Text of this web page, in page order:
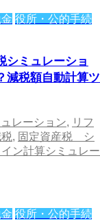
役所・公的手続
シミュレーショ
減税額自動計算ツ
レーション, リフ
, 固定資産税 シ
ン計算シミュレー
役所・公的手続